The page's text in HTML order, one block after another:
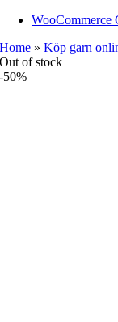
WooCommerce
Home »Köp garn
Out of stock
-50%